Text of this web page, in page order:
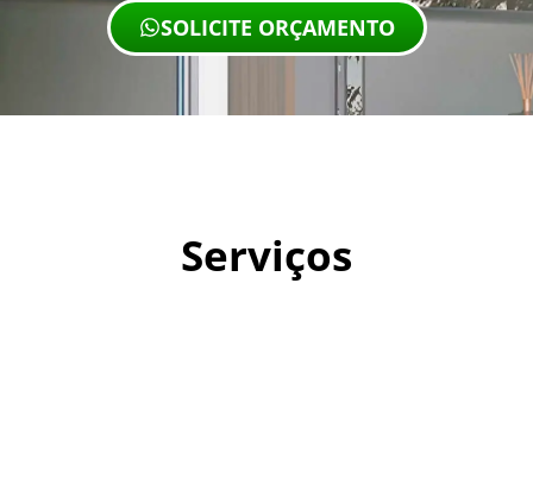
SOLICITE ORÇAMENTO
Serviços